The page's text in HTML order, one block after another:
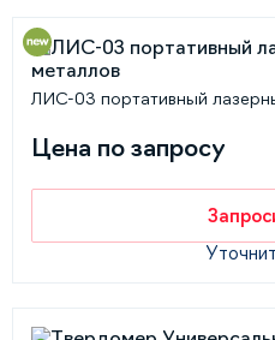
ЛИС-03 портативный
Цена по запросу